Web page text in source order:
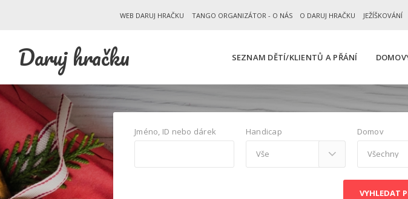
WEB DARUJ HRAČKU TANGO ORGANIZÁTOR - O NÁS O DARUJ HRAČKU JEŽÍŠKOVÁNÍ
Daruj hračku SEZNAM DĚTÍ/KLIENTŮ A PŘÁNÍ
Jméno, ID nebo dárek Handicap Domov
VYHLEDAT